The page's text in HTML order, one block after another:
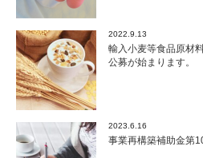
2022.9.13
輸入小麦等食品原材
公募が始まります。
2023.6.16
事業再構築補助金第